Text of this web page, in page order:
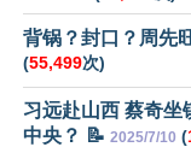
背锅？封口？周先
(55,499次)
习远赴山西 蔡奇坐
中央？ 📝 2025/7/10 (